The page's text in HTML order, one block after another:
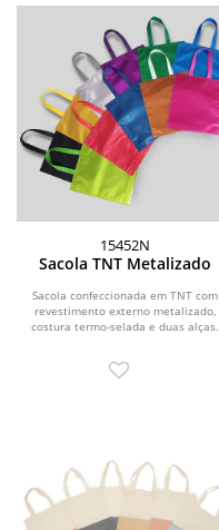
15452N
Sacola TNT Metalizado
Sacola confeccionada em TNT com
revestimento externo metalizado,
costura termo-selada e duas alças.